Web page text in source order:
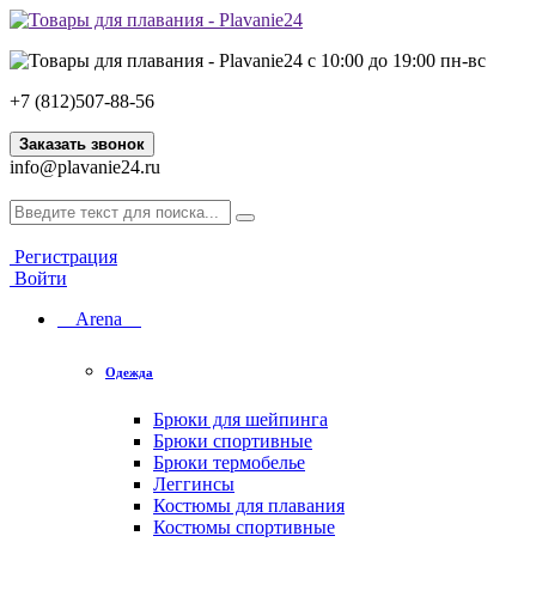
с 10:00 до 19:00 пн-вс
+7 (812)507-88-56
Заказать звонок
info@plavanie24.ru
Регистрация
Войти
Arena
Одежда
Брюки для шейпинга
Брюки спортивные
Брюки термобелье
Леггинсы
Костюмы для плавания
Костюмы спортивные